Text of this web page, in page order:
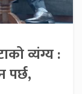
व्यंग्य :
पर्छ,